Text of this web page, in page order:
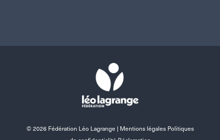
© 2026 Fédération Léo Lagrange | Mentions légales Politiques